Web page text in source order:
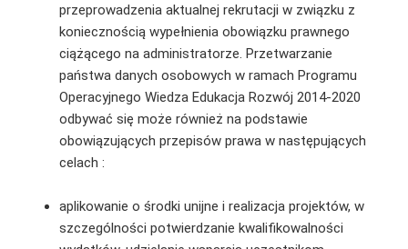
przeprowadzenia aktualnej rekrutacji w związku z
koniecznością wypełnienia obowiązku prawnego
ciążącego na administratorze. Przetwarzanie
państwa danych osobowych w ramach Programu
Operacyjnego Wiedza Edukacja Rozwój 2014-2020
odbywać się może również na podstawie
obowiązujących przepisów prawa w następujących
celach :
aplikowanie o środki unijne i realizacja projektów, w
szczególności potwierdzanie kwalifikowalności